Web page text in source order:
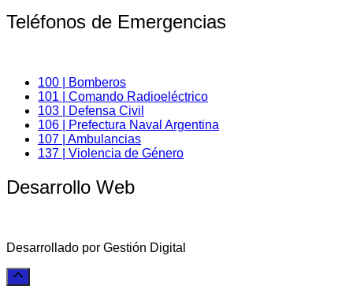
Teléfonos de Emergencias
100 | Bomberos
101 | Comando Radioeléctrico
103 | Defensa Civil
106 | Prefectura Naval Argentina
107 | Ambulancias
137 | Violencia de Género
Desarrollo Web
Desarrollado por Gestión Digital